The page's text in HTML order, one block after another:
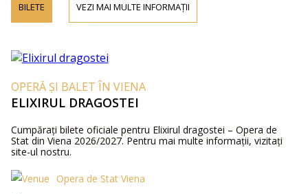
BILETE VEZI MAI MULTE INFORMAȚII
OPERĂ ȘI BALET ÎN VIENA
ELIXIRUL DRAGOSTEI
Cumpărați bilete oficiale pentru Elixirul dragostei – Opera de
Stat din Viena 2026/2027. Pentru mai multe informații, vizitați
site-ul nostru.
Opera de Stat Viena